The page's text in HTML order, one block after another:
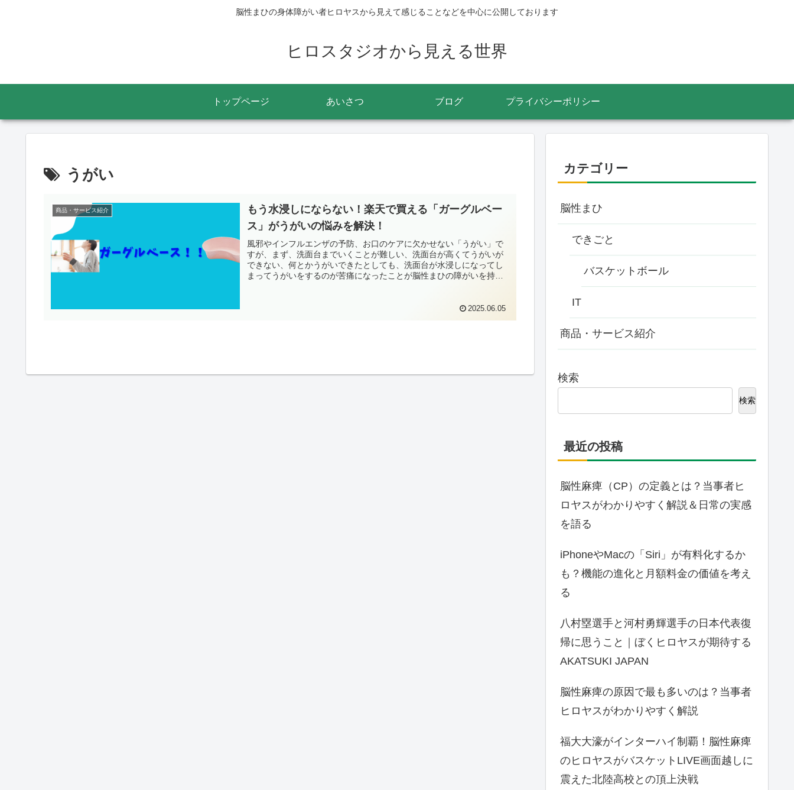
脳性まひの身体障がい者ヒロヤスから見えて感じることなどを中心に公開しております
ヒロスタジオから見える世界
トップページ あいさつ ブログ プライバシーポリシー
うがい
商品・サービス紹介
もう水浸しにならない！楽天で買える「ガーグルベー
ス」がうがいの悩みを解決！
風邪やインフルエンザの予防、お口のケアに欠かせない「うがい」で
すが、まず、洗面台までいくことが難しい、洗面台が高くてうがいが
できない、何とかうがいできたとしても、洗面台が水浸しになってし
まってうがいをするのが苦痛になったことが脳性まひの障がいを持っ
2025.06.05
カテゴリー
脳性まひ
できごと
バスケットボール
IT
商品・サービス紹介
検索
検索
最近の投稿
脳性麻痺（CP）の定義とは？当事者ヒ
ロヤスがわかりやすく解説＆日常の実感
を語る
iPhoneやMacの「Siri」が有料化するか
も？機能の進化と月額料金の価値を考え
る
八村塁選手と河村勇輝選手の日本代表復
帰に思うこと｜ぼくヒロヤスが期待する
AKATSUKI JAPAN
脳性麻痺の原因で最も多いのは？当事者
ヒロヤスがわかりやすく解説
福大大濠がインターハイ制覇！脳性麻痺
のヒロヤスがバスケットLIVE画面越しに
震えた北陸高校との頂上決戦